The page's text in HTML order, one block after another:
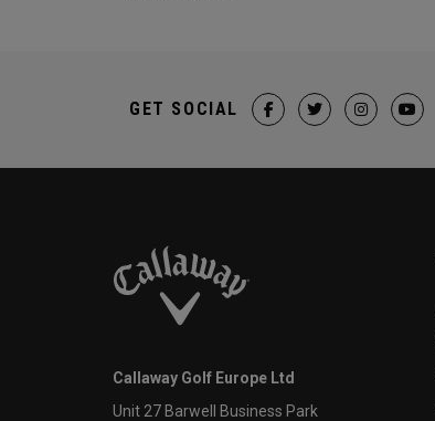
GET SOCIAL
Callaway Golf Europe Ltd
Unit 27 Barwell Business Park